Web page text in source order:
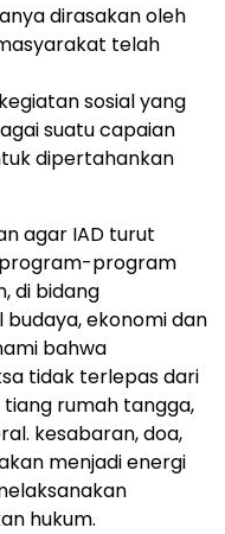
dirasakan oleh
telah
sosial yang
suatu capaian
dipertahankan
agar IAD turut
program
di bidang
budaya, ekonomi dan
bahwa
tidak terlepas dari
rumah tangga,
kesabaran, doa,
menjadi energi
hukum.